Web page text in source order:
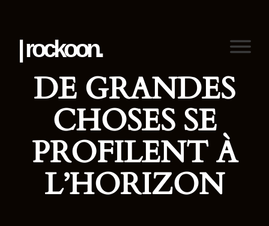
| rockoon.
DE GRANDES
CHOSES SE
PROFILENT À
L’HORIZON